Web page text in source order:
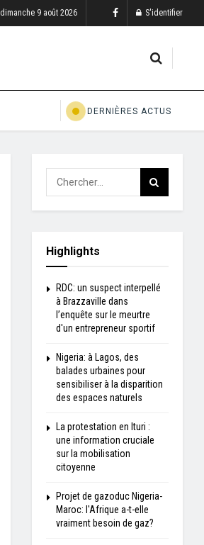
dimanche 9 août 2026 S'identifier
DERNIÈRES ACTUS
Highlights
RDC: un suspect interpellé
à Brazzaville dans
l’enquête sur le meurtre
d'un entrepreneur sportif
Nigeria: à Lagos, des
balades urbaines pour
sensibiliser à la disparition
des espaces naturels
La protestation en Ituri :
une information cruciale
sur la mobilisation
citoyenne
Projet de gazoduc Nigeria-
Maroc: l'Afrique a-t-elle
vraiment besoin de gaz?